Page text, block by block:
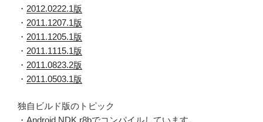
・ 2012.0222.1版
・ 2011.1207.1版
・ 2011.1205.1版
・ 2011.1115.1版
・ 2011.0823.2版
・ 2011.0503.1版
独自ビルド版のトピック